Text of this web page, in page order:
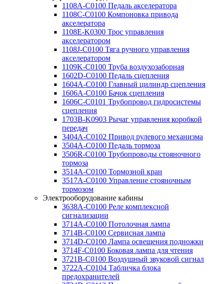
1108A-C0100 Педаль акселератора
1108C-C0100 Компоновка привода
акселератора
1108E-K0300 Трос управления
акселератором
1108J-C0100 Тяга ручного управления
акселератором
1109K-C0100 Труба воздухозаборная
1602D-C0100 Педаль сцепления
1604A-C0100 Главный цилиндр сцепления
1606A-C0100 Бачок сцепления
1606C-C0101 Трубопровод гидросистемы
сцепления
1703B-K0903 Рычаг управления коробкой
передач
3404A-C0102 Привод рулевого механизма
3504A-C0100 Педаль тормоза
3506R-C0100 Трубопроводы стояночного
тормоза
3514A-C0100 Тормозной кран
3517A-C0100 Управление стояночным
тормозом
Электрооборудование кабины
3638A-C0100 Реле комплексной
сигнализации
3714A-C0100 Потолочная лампа
3714B-C0100 Сервисная лампа
3714D-C0100 Лампа освещения подножки
3714F-C0100 Боковая лампа для чтения
3721B-C0100 Воздушный звуковой сигнал
3722A-C0104 Табличка блока
предохранителей